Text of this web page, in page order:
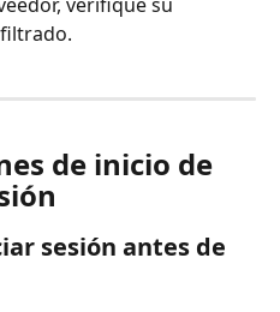
verifique su
de inicio de
sesión antes de